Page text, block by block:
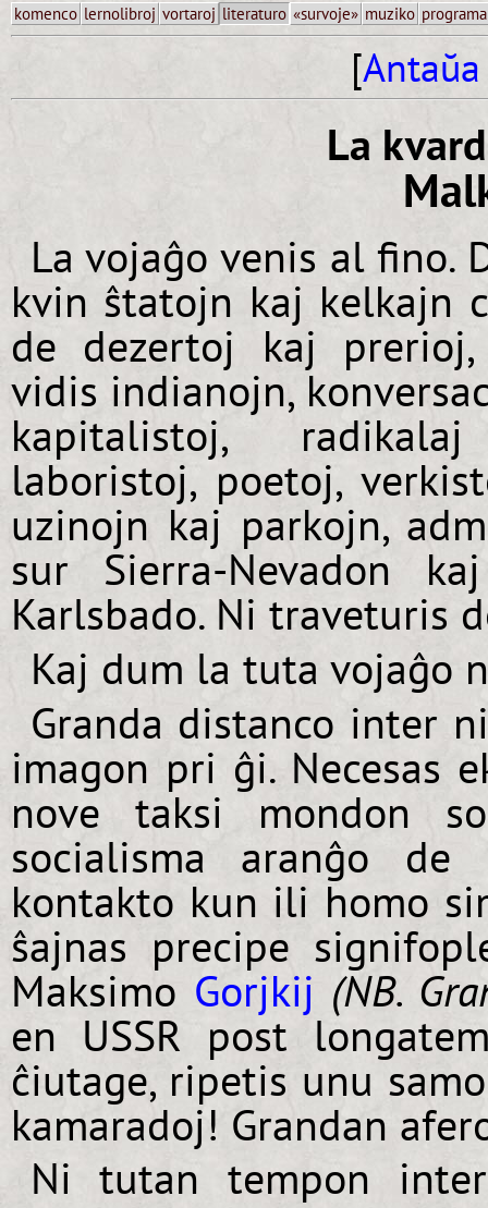
komenco lernolibroj vortaroj literaturo «survoje» muziko
[
La
La vojaĝo venis al fino.
kvin ŝtatojn kaj kelkajn
de dezertoj kaj prerioj,
vidis indianojn,
kapitalistoj,
laboristoj, poetoj,
uzinojn kaj parkojn,
sur Sierra-Nevadon
Karlsbado. Ni traveturis
Kaj dum la tuta vojaĝo
Granda distanco inter
imagon pri ĝi. Necesas
nove taksi mondon
socialisma aranĝo
kontakto kun ili homo
ŝajnas precipe
Maksimo Gorjkij (NB.
en USSR post
ĉiutage, ripetis unu
kamaradoj! Grandan
Ni tutan tempon